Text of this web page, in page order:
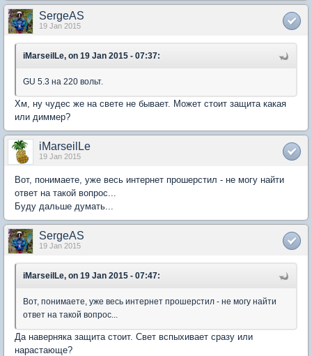
SergeAS
19 Jan 2015
iMarseilLe, on 19 Jan 2015 - 07:37:
GU 5.3 на 220 вольт.
Хм, ну чудес же на свете не бывает. Может стоит защита какая
или диммер?
iMarseilLe
19 Jan 2015
Вот, понимаете, уже весь интернет прошерстил - не могу найти
ответ на такой вопрос...
Буду дальше думать...
SergeAS
19 Jan 2015
iMarseilLe, on 19 Jan 2015 - 07:47:
Вот, понимаете, уже весь интернет прошерстил - не могу найти
ответ на такой вопрос...
Да наверняка защита стоит. Свет вспыхивает сразу или
нарастающе?